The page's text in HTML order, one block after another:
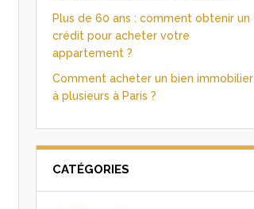
Plus de 60 ans : comment obtenir un
crédit pour acheter votre
appartement ?
Comment acheter un bien immobilier
à plusieurs à Paris ?
CATÉGORIES